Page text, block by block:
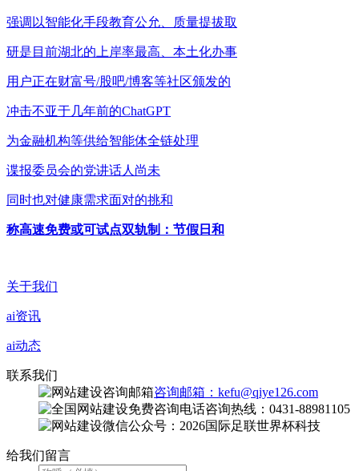
强调以智能化手段教育公允、质量提拔取
研是目前湖北的上岸率最高、本土化办事
用户正在财富号/股吧/博客等社区颁发的
冲击不亚于几年前的ChatGPT
为金融机构等供给智能体全链处理
谍报委员会的党讲话人尚未
同时也对健康需求面对的挑和
称高速免费或可试点双轨制：节假日和
关于我们
ai资讯
ai动态
联系我们
咨询邮箱：kefu@qiye126.com
咨询热线：0431-88981105
微信公众号：2026国际足联世界杯科技
给我们留言